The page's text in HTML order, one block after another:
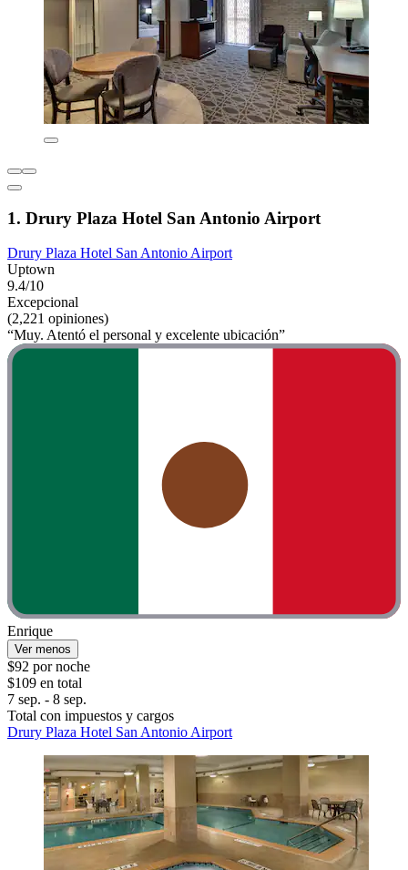
1. Drury Plaza Hotel San Antonio Airport
Drury Plaza Hotel San Antonio Airport
Uptown
9.4/10
Excepcional
(2,221 opiniones)
“Muy. Atentó el personal y excelente ubicación”
Enrique
Ver menos
$92 por noche
$109 en total
7 sep. - 8 sep.
Total con impuestos y cargos
Drury Plaza Hotel San Antonio Airport